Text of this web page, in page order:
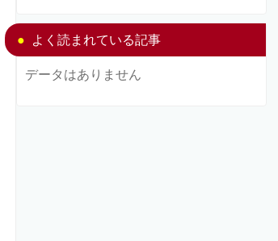
よく読まれている記事
データはありません